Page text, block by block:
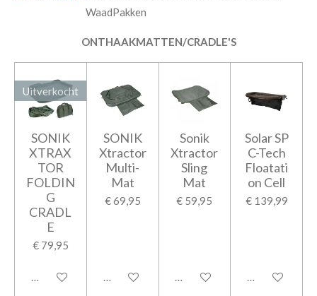
WaadPakken
ONTHAAKMATTEN/CRADLE'S
Uitverkocht
SONIK
XTRAX
TOR
FOLDIN
G
CRADL
E
€ 79,95
Houd mij op de hoogte
SONIK
Xtractor
Multi-
Mat
€ 69,95
In winkelwagen
Sonik
Xtractor
Sling
Mat
€ 59,95
In winkelwagen
Solar SP
C-Tech
Floatati
on Cell
€ 139,99
In